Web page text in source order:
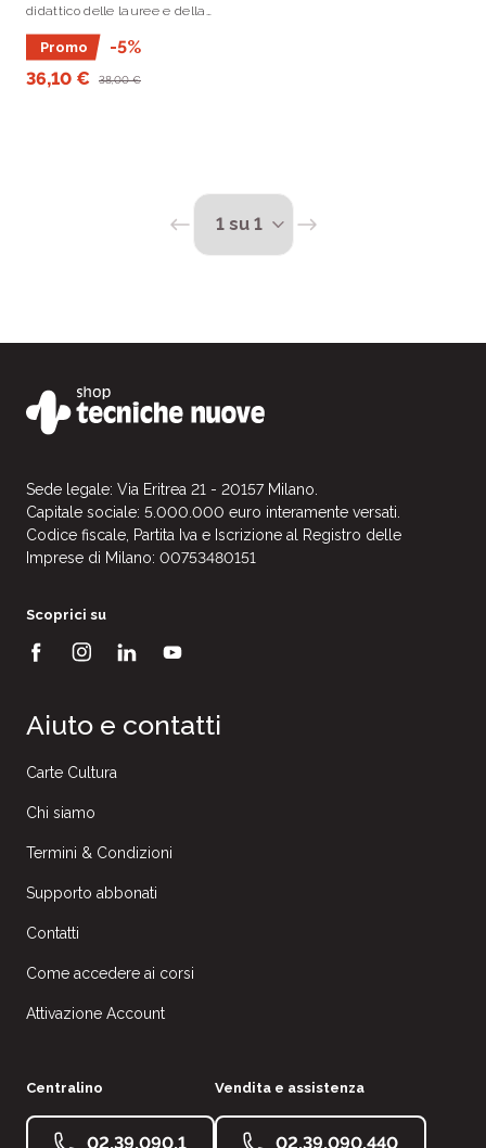
didattico delle lauree e della
formazione permanente nel
campo delle scienze animali
applicate all’allevamento e alla
cura degli animali utilizzati .
Promo
-5%
36,10 €
38,00 €
Sede legale: Via Eritrea 21 - 20157 Milano.
Capitale sociale: 5.000.000 euro interamente versati.
Codice fiscale, Partita Iva e Iscrizione al Registro delle
Imprese di Milano: 00753480151
Scoprici su
Aiuto e contatti
Carte Cultura
Chi siamo
Termini & Condizioni
Supporto abbonati
Contatti
Come accedere ai corsi
Attivazione Account
Centralino
02.39.090.1
Vendita e assistenza
02.39.090.440